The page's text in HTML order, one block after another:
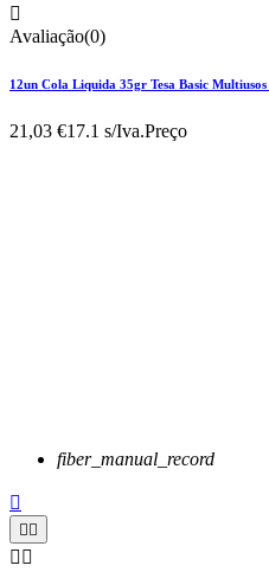

Avaliação(0)
12un Cola Liquida 35gr Tesa Basic
21,03 €17.1 s/Iva.Preço
fiber_manual_record

 
 